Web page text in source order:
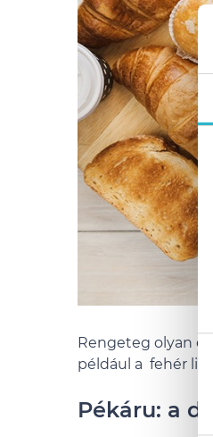
Rengeteg olyan
például a fehér
Pékáru: a